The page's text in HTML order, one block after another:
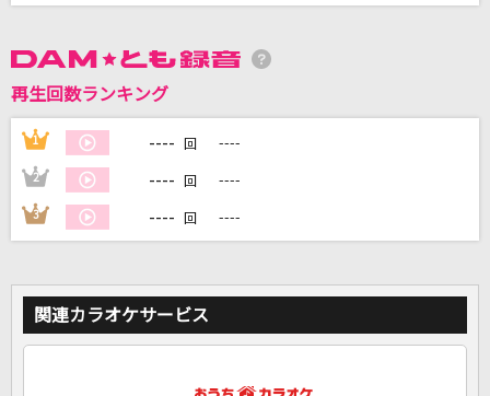
家族や友達と一緒に！練習にも！
再生回数ランキング
1 ---- 回 ----
2 ---- 回 ----
3 ---- 回 ----
関連カラオケサービス